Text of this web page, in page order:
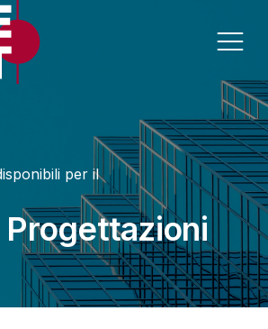
per Settore
per Regione
per il